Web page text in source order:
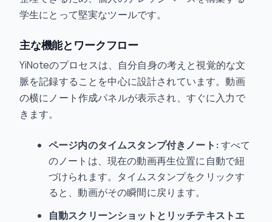
学生にとって堅実なツールです。
主な機能とワークフロー
YiNoteのプロセスは、自分自身の考えと視覚的な文
脈を記録することを中心に設計されています。動画
の横にノート作成パネルが表示され、すぐに入力で
きます。
ページ内のタイムスタンプ付きノート: すべて
のノートは、現在の動画再生位置に自動で紐
づけられます。タイムスタンプをクリックす
ると、動画がその瞬間に戻ります。
自動スクリーンショットとリッチテキストエ